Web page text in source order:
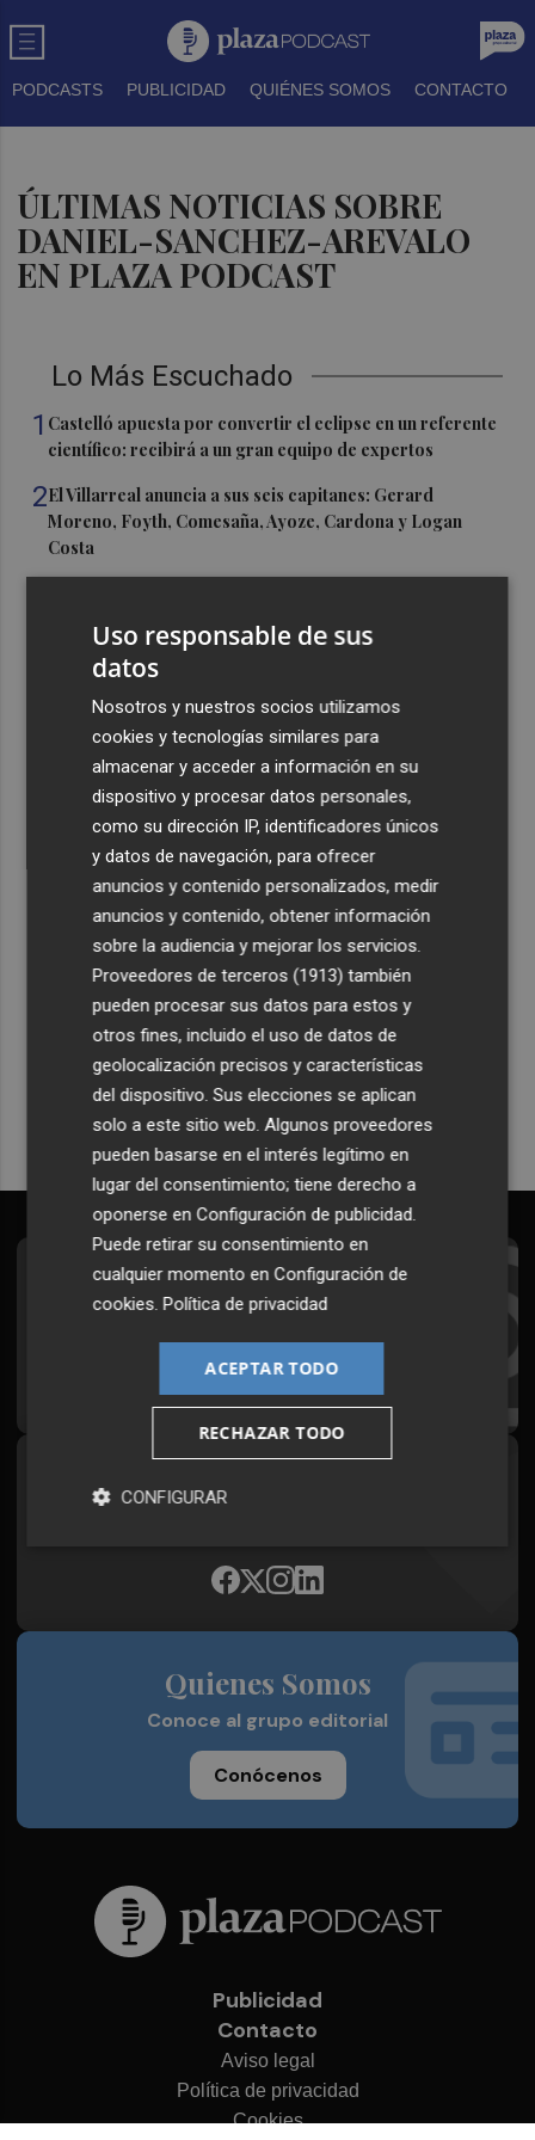
PODCASTS PUBLICIDAD QUIÉNES SOMOS CONTACTO
ÚLTIMAS NOTICIAS SOBRE
DANIEL-SANCHEZ-AREVALO
EN PLAZA PODCAST
Lo Más Escuchado
1 Castelló apuesta por convertir el eclipse en un referente
científico: recibirá a un gran equipo de expertos
2El Villarreal anuncia a sus seis capitanes: Gerard
Moreno, Foyth, Comesaña, Ayoze, Cardona y Logan
Costa
San Javier da viabilidad al nuevo contrato del transporte
324 habitaciones
Estos son los estrenos que abren la cartelera en agosto:
de la comedia 'El último mono' a una nueva entrega de
'La Patrulla Canina'
Recibe toda la actualidad de
Plaza Podcast en tu correo
Quiero suscribirme
Suscríbete al Boletín
¡Quiero suscribirme!
Síguenos en redes
Quienes Somos
Conoce al grupo editorial
Conócenos
Publicidad
Contacto
Aviso legal
Política de privacidad
Cookies
Uso responsable de sus
datos
Nosotros y nuestros socios utilizamos
cookies y tecnologías similares para
almacenar y acceder a información en su
dispositivo y procesar datos personales,
como su dirección IP, identificadores únicos
y datos de navegación, para ofrecer
anuncios y contenido personalizados, medir
anuncios y contenido, obtener información
sobre la audiencia y mejorar los servicios.
Proveedores de terceros (1913) también
pueden procesar sus datos para estos y
otros fines, incluido el uso de datos de
geolocalización precisos y características
del dispositivo. Sus elecciones se aplican
solo a este sitio web. Algunos proveedores
pueden basarse en el interés legítimo en
lugar del consentimiento; tiene derecho a
oponerse enConfiguración de publicidad.
Puede retirar su consentimiento en
cualquier momento enConfiguración de
cookies.Política de privacidad
ACEPTAR TODO
RECHAZAR TODO
CONFIGURAR